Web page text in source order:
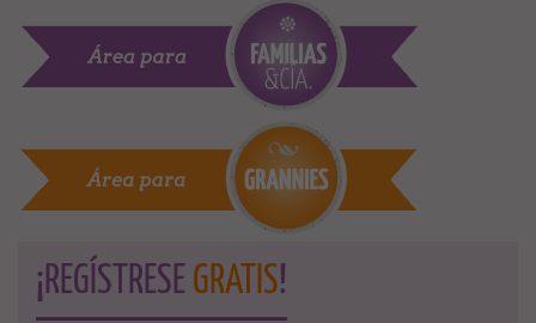
¡REGÍSTRESE GRATIS!